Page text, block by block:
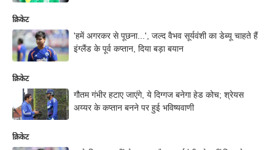
क्रिकेट
'हमें अगरकर से पूछना...', जल्द वैभव सूर्यवंशी का डेब्यू चाहते हैं
इंग्लैंड के पूर्व कप्तान, दिया बड़ा बयान
क्रिकेट
गौतम गंभीर हटाए जाएंगे, ये दिग्गज बनेगा हेड कोच; श्रेयस
अय्यर के कप्तान बनने पर हुई भविष्यवाणी
क्रिकेट